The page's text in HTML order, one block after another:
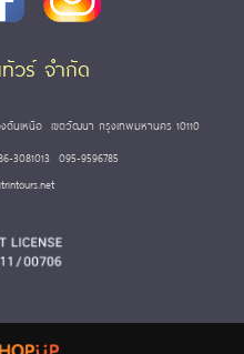
วร์ จำกัด
ตันเหนือ เขตวัฒนา กรุงเทพมหานคร 10110
3081013 095-9596785